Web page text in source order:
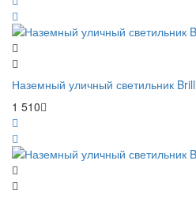
Наземный уличный светильник
1 510